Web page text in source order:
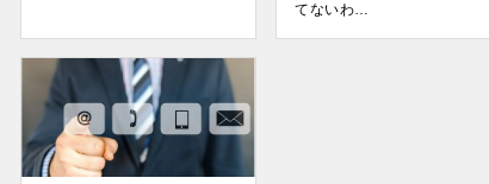
てないわ…